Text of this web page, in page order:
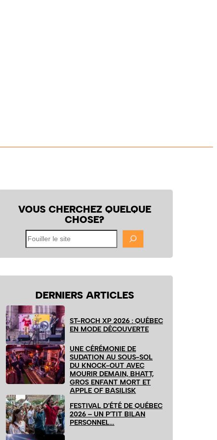
VOUS CHERCHEZ QUELQUE
CHOSE?
Fouiller
le
site
DERNIERS ARTICLES
ST-ROCH XP 2026 : QUÉBEC
EN MODE DÉCOUVERTE
UNE CÉRÉMONIE DE
SUDATION AU SOUS-SOL
DU KNOCK-OUT AVEC
MOURIR DEMAIN, BHATT,
GROS ENFANT MORT ET
APPLE OF BASILISK
FESTIVAL D’ÉTÉ DE QUÉBEC
2026 – UN P’TIT BILAN
PERSONNEL…